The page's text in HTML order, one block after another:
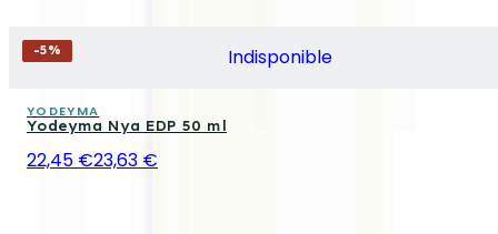
-5% Indisponible
YODEYMA
Yodeyma Nya EDP 50 ml
22,45 €23,63 €